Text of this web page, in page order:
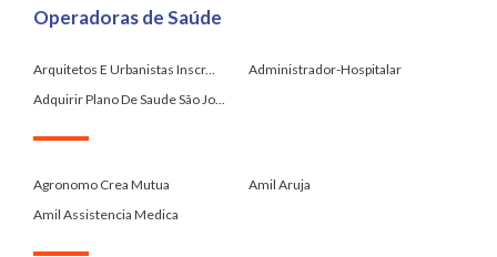
Operadoras de Saúde
Arquitetos E Urbanistas Inscr...
Administrador-Hospitalar
Adquirir Plano De Saude São Jo...
Agronomo Crea Mutua
Amil Aruja
Amil Assistencia Medica